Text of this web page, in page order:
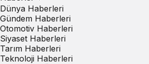
Dünya Haberleri
Gündem Haberleri
Otomotiv Haberleri
Siyaset Haberleri
Tarım Haberleri
Teknoloji Haberleri